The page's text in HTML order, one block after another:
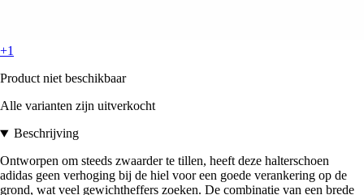
+1
Product niet beschikbaar
Alle varianten zijn uitverkocht
Beschrijving
Ontworpen om steeds zwaarder te tillen, heeft deze halterschoen
adidas geen verhoging bij de hiel voor een goede verankering op de
grond, wat veel gewichtheffers zoeken. De combinatie van een brede